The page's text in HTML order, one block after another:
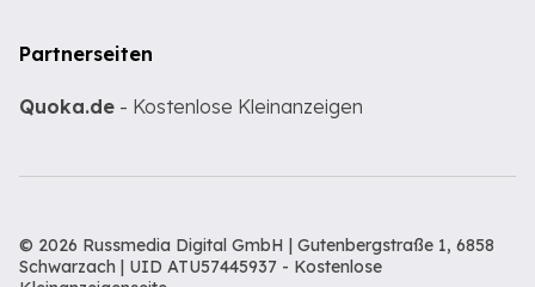
Partnerseiten
Quoka.de - Kostenlose Kleinanzeigen
© 2026 Russmedia Digital GmbH | Gutenbergstraße 1, 6858
Schwarzach | UID ATU57445937 - Kostenlose